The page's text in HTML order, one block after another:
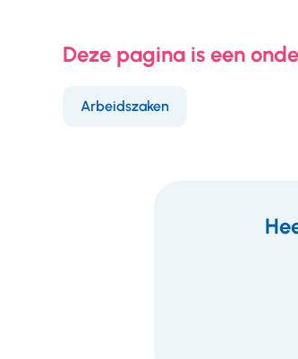
Deze pagina is een
Arbeidszaken